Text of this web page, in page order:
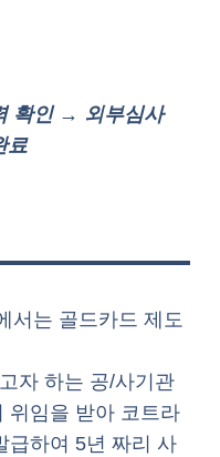
확인 → 외부심사
료
서는 골드카드 제도
자 하는 공/사기관
위임을 받아 코트라
급하여 5년 짜리 사